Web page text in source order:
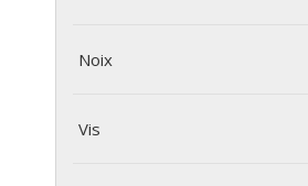
Noix
Vis